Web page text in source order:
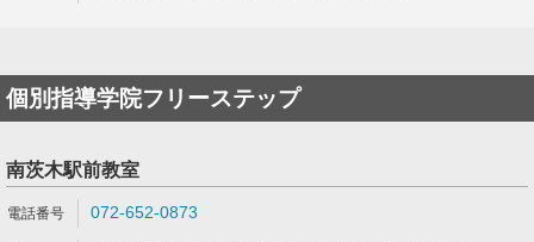
個別指導学院フリーステップ
南茨木駅前教室
072-652-0873